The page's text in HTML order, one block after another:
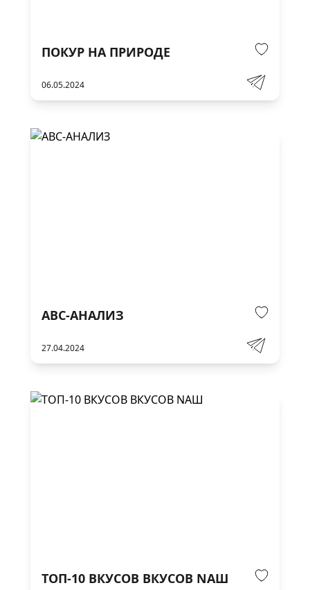
ПОКУР НА ПРИРОДЕ
06.05.2024
АВС-АНАЛИЗ
27.04.2024
ТОП-10 ВКУСОВ ВКУСОВ NAШ